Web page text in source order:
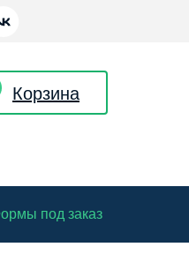
Корзина
под заказ